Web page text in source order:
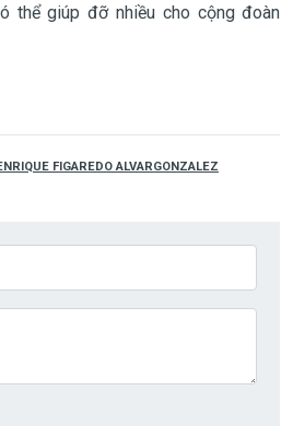
thể giúp đỡ nhiều cho cộng đoàn
FIGAREDO ALVARGONZALEZ